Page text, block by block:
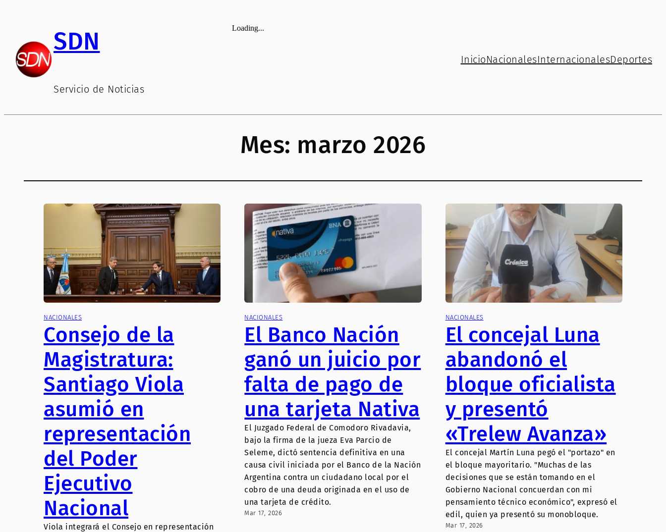
contenido
SDN
Servicio de Noticias
InicioNacionalesInternacionalesDeportes
Mes: marzo 2026
NACIONALES
Consejo de la
Magistratura:
Santiago Viola
asumió en
representación
del Poder
Ejecutivo
Nacional
Viola integrará el Consejo en representación
NACIONALES
El Banco Nación
ganó un juicio por
falta de pago de
una tarjeta Nativa
El Juzgado Federal de Comodoro Rivadavia,
bajo la firma de la jueza Eva Parcio de
Seleme, dictó sentencia definitiva en una
causa civil iniciada por el Banco de la Nación
Argentina contra un ciudadano local por el
cobro de una deuda originada en el uso de
una tarjeta de crédito.
Mar 17, 2026
NACIONALES
El concejal Luna
abandonó el
bloque oficialista
y presentó
«Trelew Avanza»
El concejal Martín Luna pegó el "portazo" en
el bloque mayoritario. "Muchas de las
decisiones que se están tomando en el
Gobierno Nacional concuerdan con mi
pensamiento técnico económico", expresó el
edil, quien ya presentó su monobloque.
Mar 17, 2026